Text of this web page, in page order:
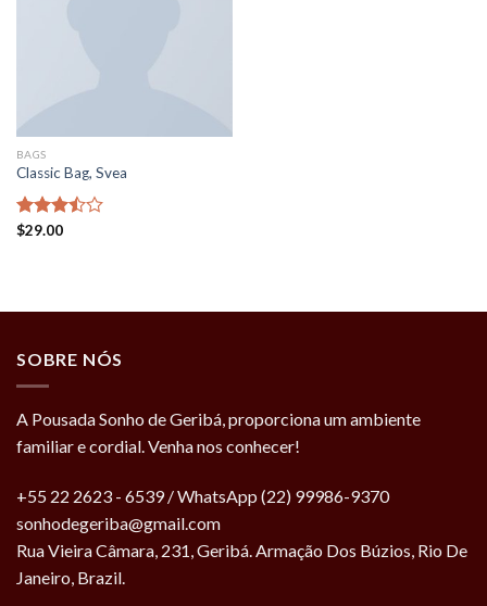
BAGS
Classic Bag, Svea
Rated
$29.00
SOBRE NÓS
A Pousada Sonho de Geribá, proporciona um ambiente
familiar e cordial. Venha nos conhecer!
+55 22 2623 - 6539 / WhatsApp (22) 99986-9370
sonhodegeriba@gmail.com
Rua Vieira Câmara, 231, Geribá. Armação Dos Búzios, Rio De
Janeiro, Brazil.